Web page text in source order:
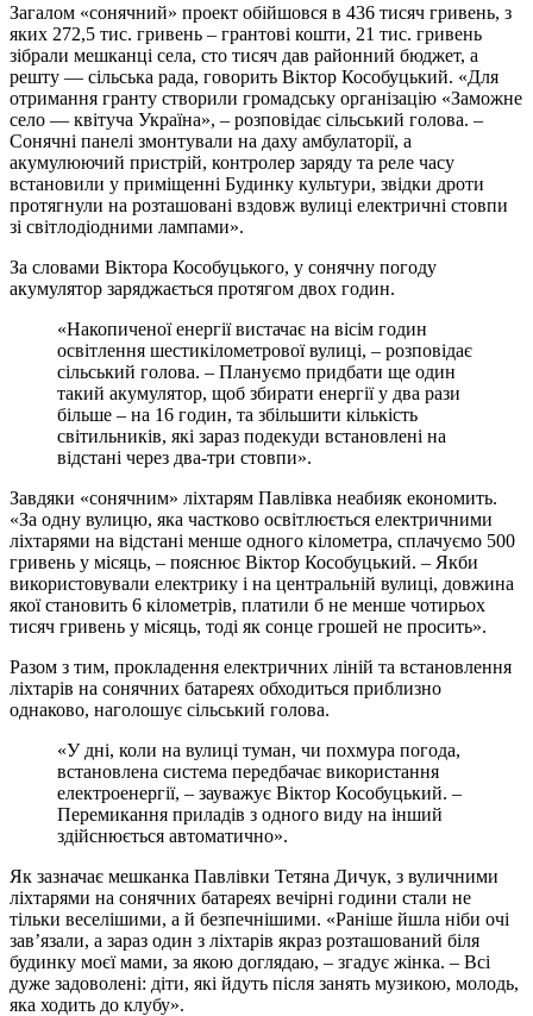
Загалом «сонячний» проект обійшовся в 436 тисяч гривень, з
яких 272,5 тис. гривень – грантові кошти, 21 тис. гривень
зібрали мешканці села, сто тисяч дав районний бюджет, а
решту — сільська рада, говорить Віктор Кособуцький. «Для
отримання гранту створили громадську організацію «Заможне
село — квітуча Україна», – розповідає сільський голова. –
Сонячні панелі змонтували на даху амбулаторії, а
акумулюючий пристрій, контролер заряду та реле часу
встановили у приміщенні Будинку культури, звідки дроти
протягнули на розташовані вздовж вулиці електричні стовпи
зі світлодіодними лампами».
За словами Віктора Кособуцького, у сонячну погоду
акумулятор заряджається протягом двох годин.
«Накопиченої енергії вистачає на вісім годин
освітлення шестикілометрової вулиці, – розповідає
сільський голова. – Плануємо придбати ще один
такий акумулятор, щоб збирати енергії у два рази
більше – на 16 годин, та збільшити кількість
світильників, які зараз подекуди встановлені на
відстані через два-три стовпи».
Завдяки «сонячним» ліхтарям Павлівка неабияк економить.
«За одну вулицю, яка частково освітлюється електричними
ліхтарями на відстані менше одного кілометра, сплачуємо 500
гривень у місяць, – пояснює Віктор Кособуцький. – Якби
використовували електрику і на центральній вулиці, довжина
якої становить 6 кілометрів, платили б не менше чотирьох
тисяч гривень у місяць, тоді як сонце грошей не просить».
Разом з тим, прокладення електричних ліній та встановлення
ліхтарів на сонячних батареях обходиться приблизно
однаково, наголошує сільський голова.
«У дні, коли на вулиці туман, чи похмура погода,
встановлена система передбачає використання
електроенергії, – зауважує Віктор Кособуцький. –
Перемикання приладів з одного виду на інший
здійснюється автоматично».
Як зазначає мешканка Павлівки Тетяна Дичук, з вуличними
ліхтарями на сонячних батареях вечірні години стали не
тільки веселішими, а й безпечнішими. «Раніше йшла ніби очі
зав’язали, а зараз один з ліхтарів якраз розташований біля
будинку моєї мами, за якою доглядаю, – згадує жінка. – Всі
дуже задоволені: діти, які йдуть після занять музикою, молодь,
яка ходить до клубу».